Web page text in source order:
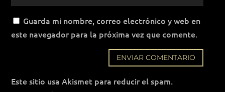
Guarda mi nombre, correo electrónico y web en
este navegador para la próxima vez que comente.
ENVIAR COMENTARIO
Este sitio usa Akismet para reducir el spam.